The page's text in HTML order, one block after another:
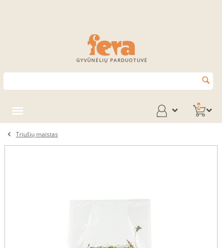
GYVŪNĖLIŲ PARDUOTUVĖ
0
Triušių maistas